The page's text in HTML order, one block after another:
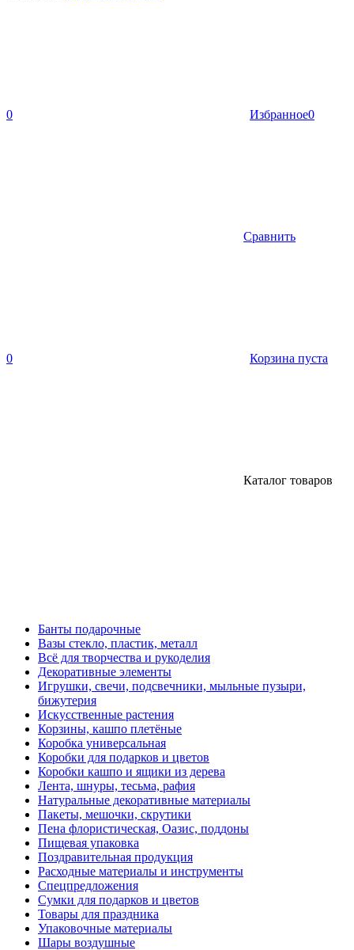
0 Избранное0
Сравнить
0 Корзина пуста
Каталог товаров
Банты подарочные
Вазы стекло, пластик, металл
Всё для творчества и рукоделия
Декоративные элементы
Игрушки, свечи, подсвечники, мыльные пузыри,
бижутерия
Искусственные растения
Корзины, кашпо плетёные
Коробка универсальная
Коробки для подарков и цветов
Коробки кашпо и ящики из дерева
Лента, шнуры, тесьма, рафия
Натуральные декоративные материалы
Пакеты, мешочки, скрутики
Пена флористическая, Оазис, поддоны
Пищевая упаковка
Поздравительная продукция
Расходные материалы и инструменты
Спецпредложения
Сумки для подарков и цветов
Товары для праздника
Упаковочные материалы
Шары воздушные